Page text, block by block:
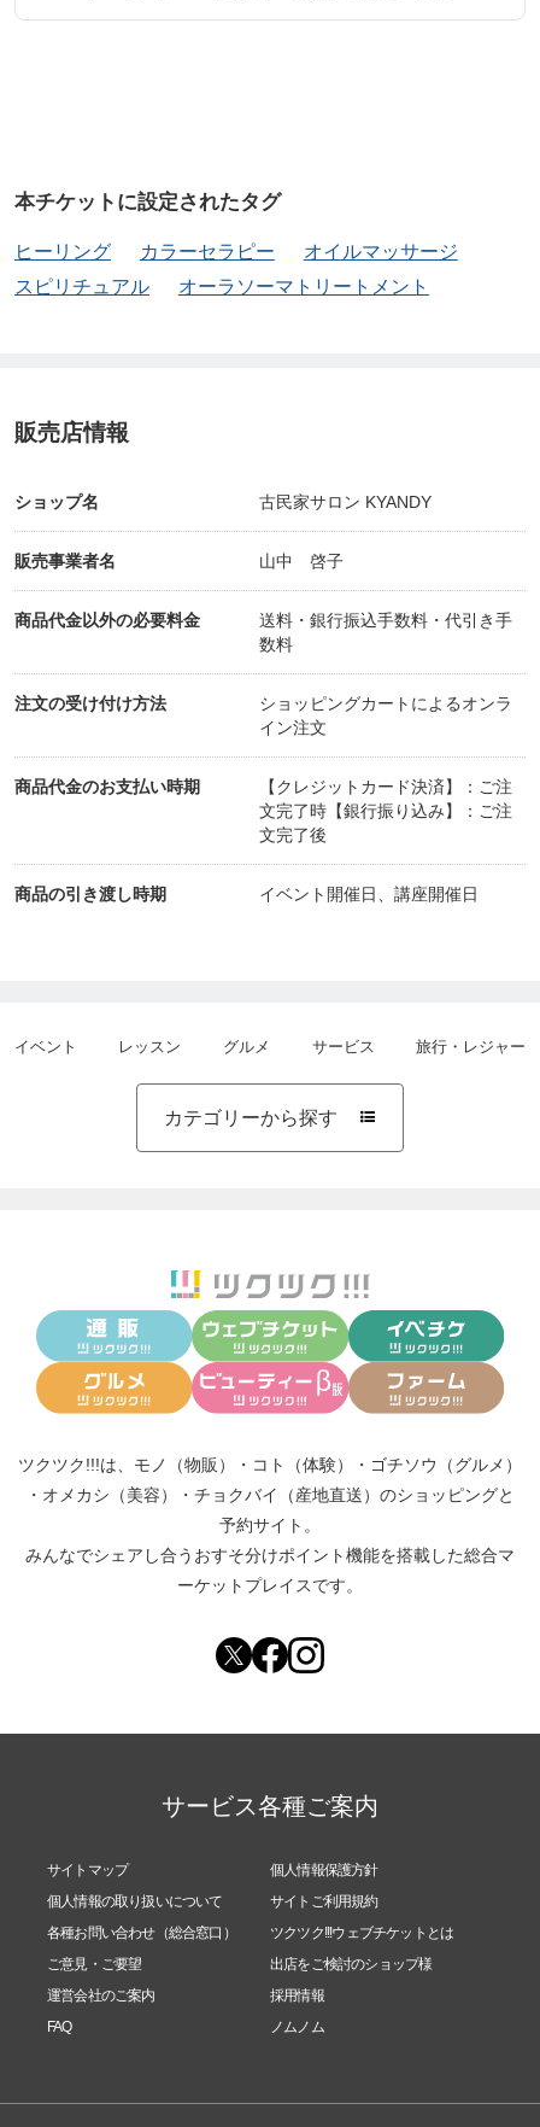
本チケットに設定されたタグ
ヒーリング カラーセラピー
オイルマッサージ
スピリチュアル
オーラソーマトリートメント
販売店情報
ショップ名 古民家サロン KYANDY
販売事業者名 山中 啓子
商品代金以外の必要料金
送料・銀行振込手数料・代引き手
数料
注文の受け付け方法
ショッピングカートによるオンラ
イン注文
商品代金のお支払い時期
【クレジットカード決済】：ご注
文完了時【銀行振り込み】：ご注
文完了後
商品の引き渡し時期 イベント開催日、講座開催日
イベント レッスン グルメ サービス 旅行・レジャー
カテゴリーから探す 
ツクツク!!!は、 モノ（物販） ・ コト（体験） ・ ゴチソウ（グルメ）
・ オメカシ（美容） ・ チョクバイ（産地直送） のショッピングと
予約サイト。
みんなでシェアし合う おすそ分けポイント機能を搭載した総合マ
ーケットプレイスです。
サービス各種ご案内
サイトマップ
個人情報保護方針
個人情報の取り扱いについて
サイトご利用規約
各種お問い合わせ（総合窓口）
ツクツク!!!ウェブチケットとは
ご意見・ご要望
出店をご検討のショップ様
運営会社のご案内
採用情報
FAQ
ノムノム